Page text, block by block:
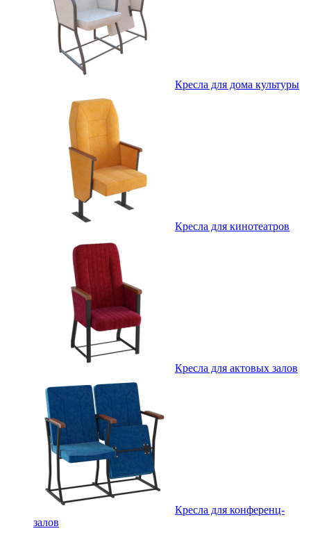
Кресла для дома культуры
Кресла для кинотеатров
Кресла для актовых залов
Кресла для конференц-
залов